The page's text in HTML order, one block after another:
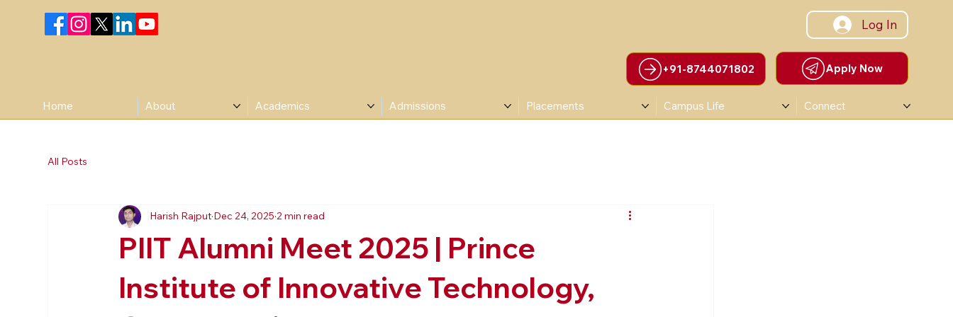
Home About Academics Admissions Placements Campus Life Connect
+91-8744071802 Apply Now
Log In
All Posts
PIIT Alumni Meet 2025 | Prince
Institute of Innovative Technology,
Harish Rajput Dec 24, 2025 2 min read